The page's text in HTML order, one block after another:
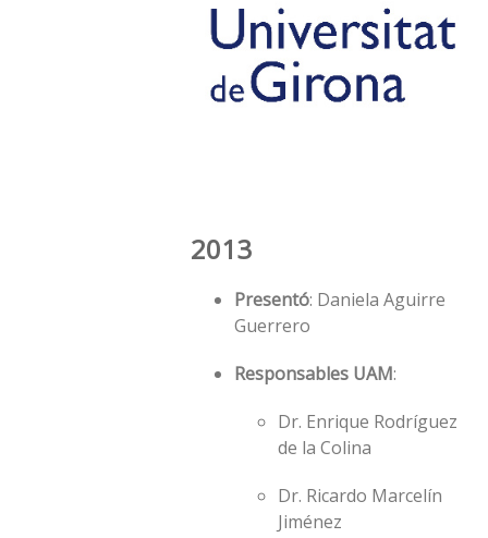
2013
Presentó: Daniela Aguirre
Guerrero
Responsables UAM:
Dr. Enrique Rodríguez
de la Colina
Dr. Ricardo Marcelín
Jiménez